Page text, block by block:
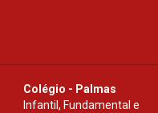
Colégio - Palmas
Infantil, Fundamental e